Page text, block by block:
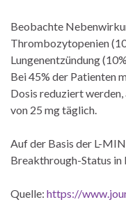
Beobachte
Thrombozytopenien
Lungenentzündung
Bei 45% der Patienten
Dosis reduziert werden,
von 25 mg täglich.
Auf der Basis der L-
Breakthrough-Status in
Quelle: https://